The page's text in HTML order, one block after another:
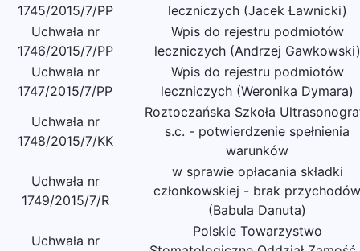
1745/2015/7/PP
leczniczych (Jacek Ławnicki)
Uchwała nr
1746/2015/7/PP
Wpis do rejestru podmiotów
leczniczych (Andrzej Gawkowski)
Uchwała nr
1747/2015/7/PP
Wpis do rejestru podmiotów
leczniczych (Weronika Dymara)
Uchwała nr
1748/2015/7/KK
Roztoczańska Szkoła
s.c. - potwierdzenie spełnienia
warunków
Uchwała nr
1749/2015/7/R
w sprawie opłacania składki
członkowskiej - brak przychodów
(Babula Danuta)
Uchwała nr
Polskie Towarzystwo